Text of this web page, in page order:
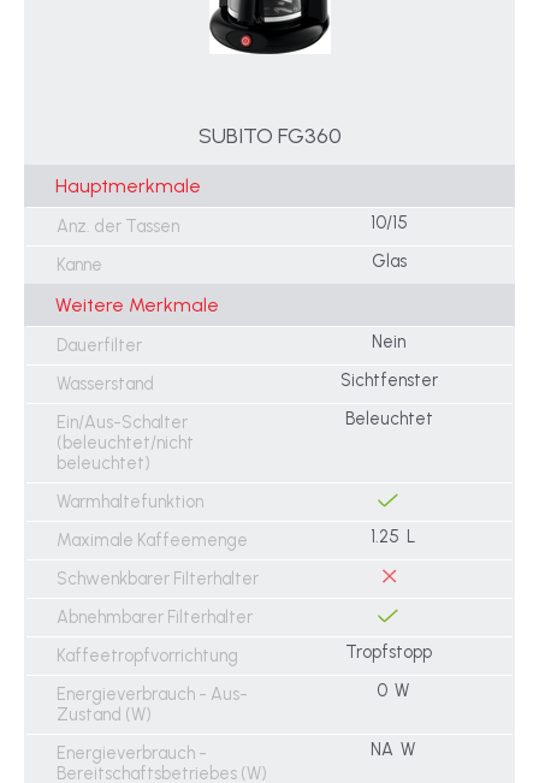
SUBITO FG360
Hauptmerkmale
Anz. der Tassen
10/15
Kanne
Glas
Weitere Merkmale
Dauerfilter
Nein
Wasserstand
Sichtfenster
Ein/Aus-Schalter
(beleuchtet/nicht
beleuchtet)
Beleuchtet
Warmhaltefunktion
Maximale Kaffeemenge
1.25 L
Schwenkbarer Filterhalter
Abnehmbarer Filterhalter
Kaffeetropfvorrichtung
Tropfstopp
Energieverbrauch - Aus-
Zustand (W)
0 W
Energieverbrauch -
Bereitschaftsbetriebes (W)
NA W